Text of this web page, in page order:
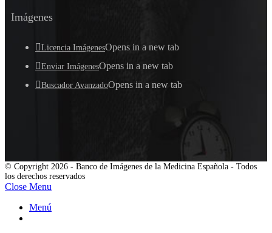
Imágenes
Licencia ImágenesOpens in a new tab
Enviar ImágenesOpens in a new tab
Buscador AvanzadoOpens in a new tab
© Copyright 2026 - Banco de Imágenes de la Medicina Española - Todos
los derechos reservados
Close Menu
Menú